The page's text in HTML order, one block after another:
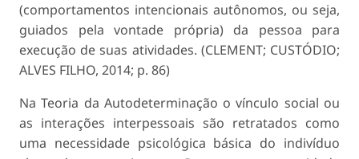
(comportamentos intencionais autônomos, ou seja,
guiados pela vontade própria) da pessoa para
execução de suas atividades. (CLEMENT; CUSTÓDIO;
ALVES FILHO, 2014; p. 86)
Na Teoria da Autodeterminação o vínculo social ou
as interações interpessoais são retratados como
uma necessidade psicológica básica do indivíduo